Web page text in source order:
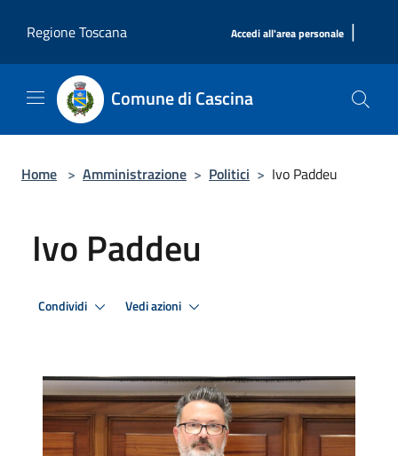
Regione Toscana
Accedi all'area personale |
Comune di Cascina
Home > Amministrazione > Politici > Ivo Paddeu
Ivo Paddeu
Condividi Vedi azioni